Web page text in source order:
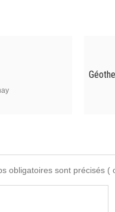
obligatoires sont précisés (